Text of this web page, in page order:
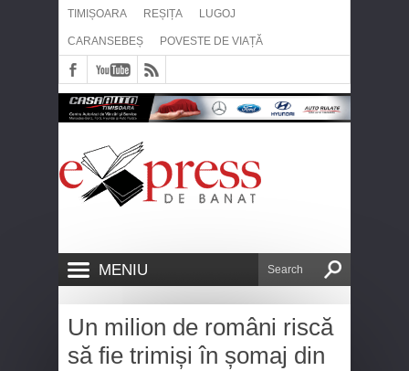
TIMIȘOARA REȘIȚA LUGOJ
CARANSEBEȘ POVESTE DE VIAȚĂ
MENIU
Un milion de români riscă
să fie trimiși în șomaj din